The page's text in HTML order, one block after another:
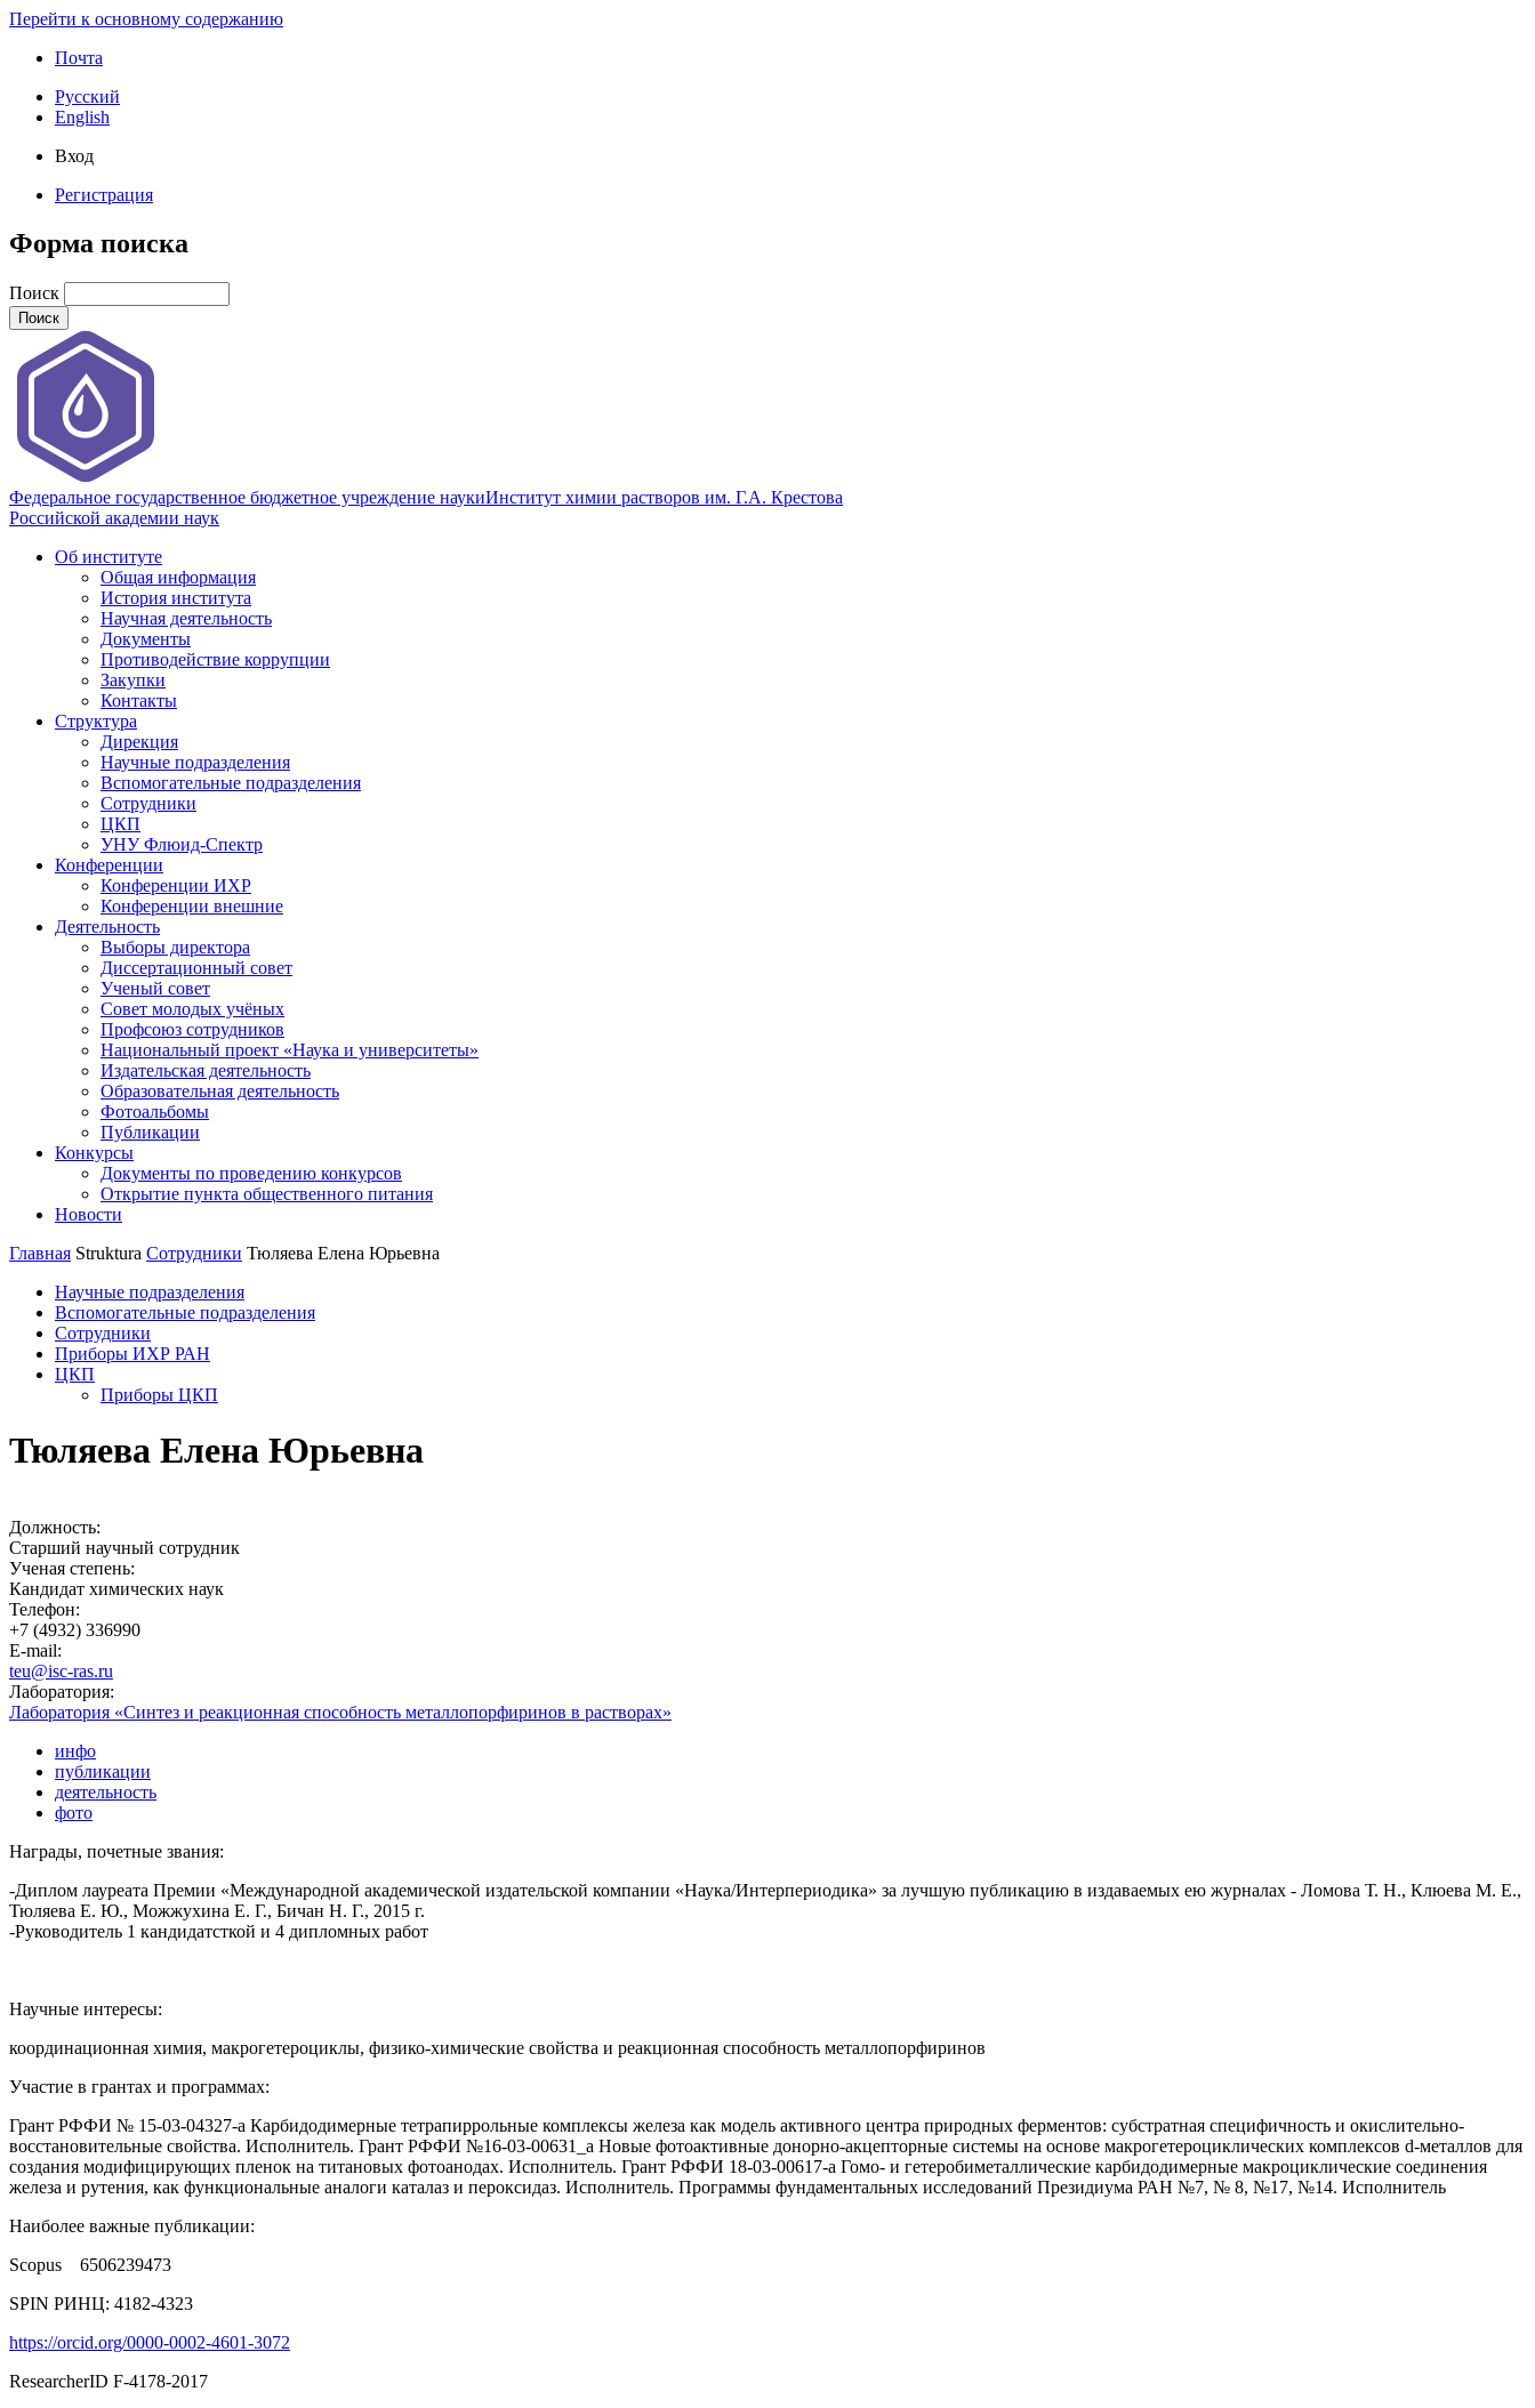
Перейти к основному содержанию
Почта
Русский
English
Вход
Регистрация
Форма поиска
Поиск
Федеральное государственное бюджетное учреждение наукиИнститут химии растворов им. Г.А. Крестова
Российской академии наук
Об институте
Общая информация
История института
Научная деятельность
Документы
Противодействие коррупции
Закупки
Контакты
Структура
Дирекция
Научные подразделения
Вспомогательные подразделения
Сотрудники
ЦКП
УНУ Флюид-Спектр
Конференции
Конференции ИХР
Конференции внешние
Деятельность
Выборы директора
Диссертационный совет
Ученый совет
Совет молодых учёных
Профсоюз сотрудников
Национальный проект «Наука и университеты»
Издательская деятельность
Образовательная деятельность
Фотоальбомы
Публикации
Конкурсы
Документы по проведению конкурсов
Открытие пункта общественного питания
Новости
Главная Struktura Сотрудники Тюляева Елена Юрьевна
Научные подразделения
Вспомогательные подразделения
Сотрудники
Приборы ИХР РАН
ЦКП
Приборы ЦКП
Тюляева Елена Юрьевна
Должность:
Старший научный сотрудник
Ученая степень:
Кандидат химических наук
Телефон:
+7 (4932) 336990
E-mail:
teu@isc-ras.ru
Лаборатория:
Лаборатория «Синтез и реакционная способность металлопорфиринов в растворах»
инфо
публикации
деятельность
фото
Награды, почетные звания:
-Диплом лауреата Премии «Международной академической издательской компании «Наука/Интерпериодика» за лучшую публикацию в издаваемых ею журналах - Ломова Т. Н., Клюева М. Е.,
Тюляева Е. Ю., Можжухина Е. Г., Бичан Н. Г., 2015 г.
-Руководитель 1 кандидатсткой и 4 дипломных работ
Научные интересы:
координационная химия, макрогетероциклы, физико-химические свойства и реакционная способность металлопорфиринов
Участие в грантах и программах:
Грант РФФИ № 15-03-04327-а Карбидодимерные тетрапиррольные комплексы железа как модель активного центра природных ферментов: субстратная специфичность и окислительно-
восстановительные свойства. Исполнитель. Грант РФФИ №16-03-00631_а Новые фотоактивные донорно-акцепторные системы на основе макрогетероциклических комплексов d-металлов для
создания модифицирующих пленок на титановых фотоанодах. Исполнитель. Грант РФФИ 18-03-00617-a Гомо- и гетеробиметаллические карбидодимерные макроциклические соединения
железа и рутения, как функциональные аналоги каталаз и пероксидаз. Исполнитель. Программы фундаментальных исследований Президиума РАН №7, № 8, №17, №14. Исполнитель
Наиболее важные публикации:
Scopus 6506239473
SPIN РИНЦ: 4182-4323
https://orcid.org/0000-0002-4601-3072
ResearcherID F-4178-2017